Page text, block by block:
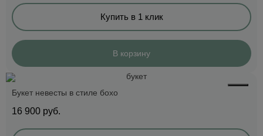
Купить в 1 клик
В корзину
Букет невесты в стиле бохо
16 900 руб.